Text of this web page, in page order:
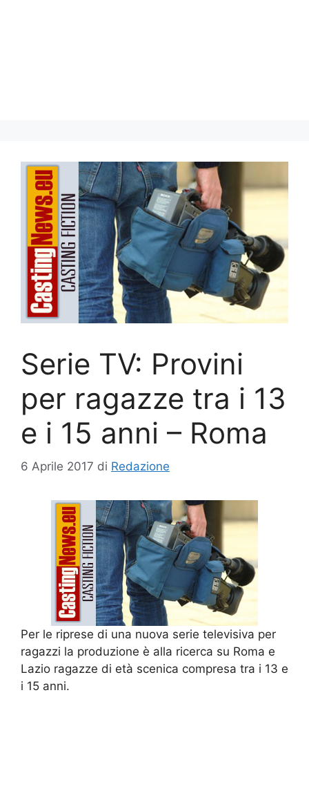
Serie TV: Provini
per ragazze tra i 13
e i 15 anni – Roma
6 Aprile 2017 di Redazione
Per le riprese di una nuova serie televisiva per
ragazzi la produzione è alla ricerca su Roma e
Lazio ragazze di età scenica compresa tra i 13 e
i 15 anni.